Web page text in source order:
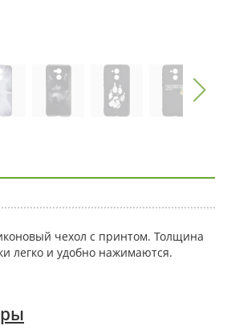
чехол с принтом. Толщина
легко и удобно нажимаются.